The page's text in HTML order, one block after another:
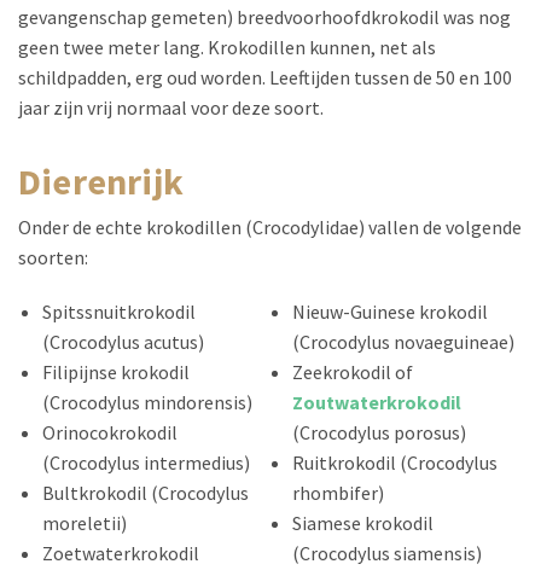
gevangenschap gemeten) breedvoorhoofdkrokodil was nog
geen twee meter lang. Krokodillen kunnen, net als
schildpadden, erg oud worden. Leeftijden tussen de 50 en 100
jaar zijn vrij normaal voor deze soort.
dierenrijk
Onder de echte krokodillen (Crocodylidae) vallen de volgende
soorten:
Spitssnuitkrokodil
(Crocodylus acutus)
Filipijnse krokodil
(Crocodylus mindorensis)
Orinocokrokodil
(Crocodylus intermedius)
Bultkrokodil (Crocodylus
moreletii)
Zoetwaterkrokodil
Nieuw-Guinese krokodil
(Crocodylus novaeguineae)
Zeekrokodil of
Zoutwaterkrokodil
(Crocodylus porosus)
Ruitkrokodil (Crocodylus
rhombifer)
Siamese krokodil
(Crocodylus siamensis)